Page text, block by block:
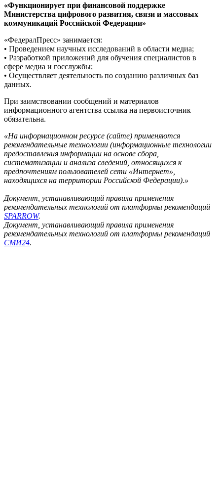
«Функционирует при финансовой поддержке
Министерства цифрового развития, связи и массовых
коммуникаций Российской Федерации»
«ФедералПресс» занимается:
• Проведением научных исследований в области медиа;
• Разработкой приложений для обучения специалистов в
сфере медиа и госслужбы;
• Осуществляет деятельность по созданию различных баз
данных.
При заимствовании сообщений и материалов
информационного агентства ссылка на первоисточник
обязательна.
«На информационном ресурсе (сайте) применяются
рекомендательные технологии (информационные технологии
предоставления информации на основе сбора,
систематизации и анализа сведений, относящихся к
предпочтениям пользователей сети «Интернет»,
находящихся на территории Российской Федерации).»
Документ, устанавливающий правила применения
рекомендательных технологий от платформы рекомендаций
SPARROW.
Документ, устанавливающий правила применения
рекомендательных технологий от платформы рекомендаций
СМИ24.